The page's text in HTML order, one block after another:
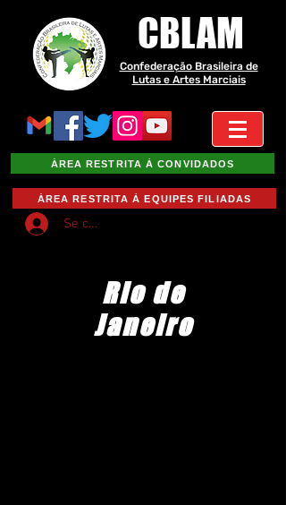
CBLAM
Confederação Brasileira de
Lutas e Artes Marciais
ÁREA RESTRITA À CONVIDADOS
ÁREA RESTRITA À EQUIPES FILIADAS
Se connecter
Rio de
Janeiro